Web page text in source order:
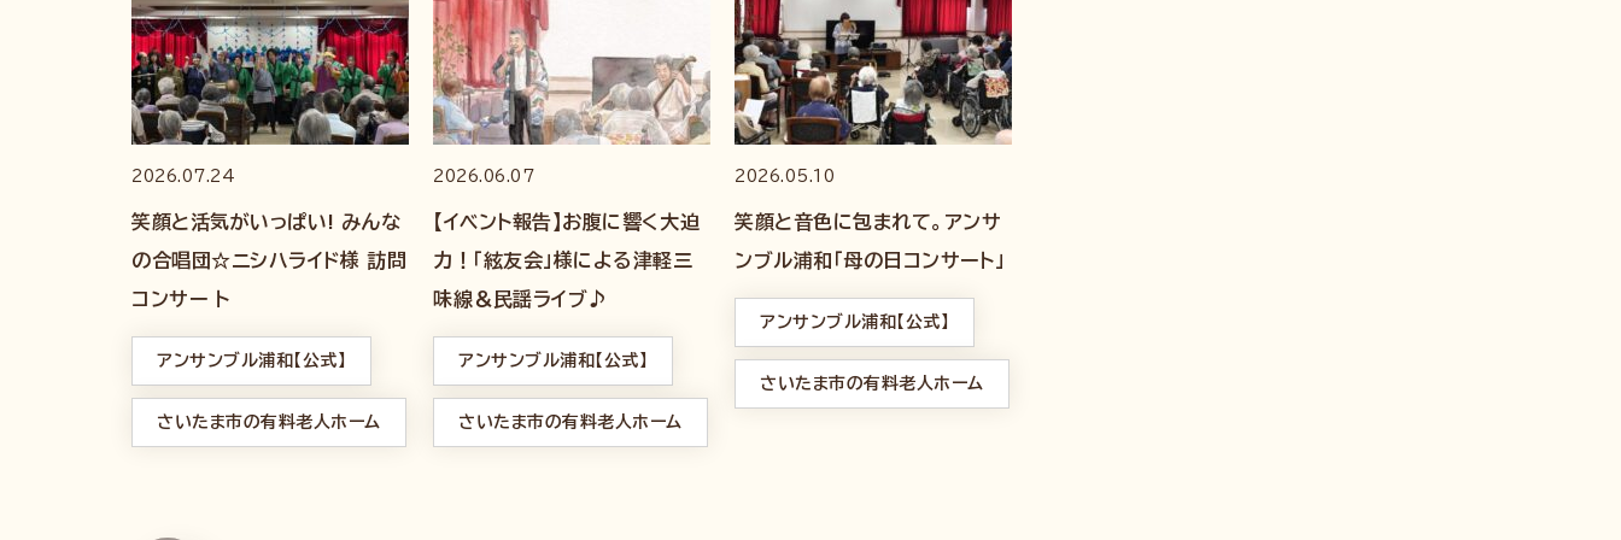
2026.07.24
笑顔と活気がいっぱい! みんな
の合唱団☆ニシハライド様 訪問
コンサー ト
アンサンブル浦和【公式】
さいたま市の有料老人ホーム
2026.06.07
【イベント報告】お腹に響く大迫
力！「絃友会」様による津軽三
味線＆民謡ライブ♪
アンサンブル浦和【公式】
さいたま市の有料老人ホーム
2026.05.10
笑顔と音色に包まれて。アンサ
ンブル浦和「母の日コンサート」
アンサンブル浦和【公式】
さいたま市の有料老人ホーム